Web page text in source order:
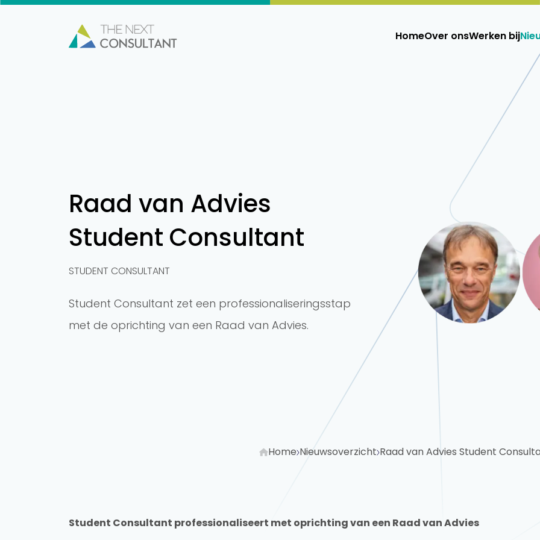
HomeOver onsWerken bij
Raad van Advies
Student Consultant
STUDENT CONSULTANT
Student Consultant zet een professionaliseringsstap
met de oprichting van een Raad van Advies.
Home Nieuwsoverzicht Raad van Advies Student
Student Consultant professionaliseert met oprichting van een Raad van Advies